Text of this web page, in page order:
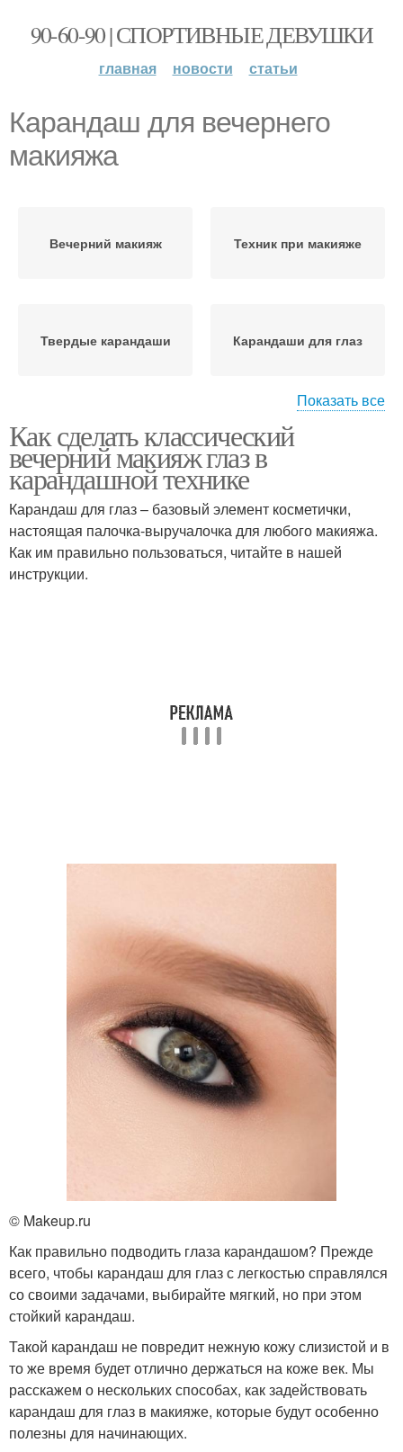
90-60-90 | СПОРТИВНЫЕ ДЕВУШКИ
главная новости статьи
Карандаш для вечернего
макияжа
Вечерний макияж Техник при макияже
Твердые карандаши Карандаши для глаз
Тонкие карандаши
Показать все
Как сделать классический
вечерний макияж глаз в
карандашной технике
Карандаш для глаз – базовый элемент косметички,
настоящая палочка-выручалочка для любого макияжа.
Как им правильно пользоваться, читайте в нашей
инструкции.
© Makeup.ru
Как правильно подводить глаза карандашом? Прежде
всего, чтобы карандаш для глаз с легкостью справлялся
со своими задачами, выбирайте мягкий, но при этом
стойкий карандаш.
Такой карандаш не повредит нежную кожу слизистой и в
то же время будет отлично держаться на коже век. Мы
расскажем о нескольких способах, как задействовать
карандаш для глаз в макияже, которые будут особенно
полезны для начинающих.